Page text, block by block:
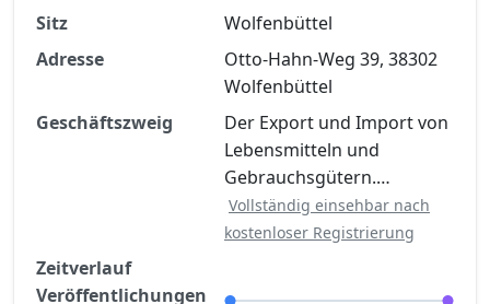
Finanzkennzahlen nach kostenloser
Registrierung verfügbar
Jetzt kostenlos registrieren
Sitz
Wolfenbüttel
Adresse
Otto-Hahn-Weg 39, 38302
Wolfenbüttel
Geschäftszweig
Der Export und Import von
Lebensmitteln und
Gebrauchsgütern.…
Vollständig einsehbar nach
kostenloser Registrierung
Zeitverlauf
Veröffentlichungen